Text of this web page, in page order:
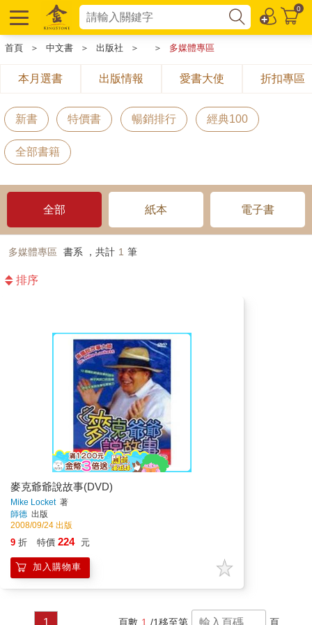
0
首頁 ＞ 中文書 ＞ 出版社 ＞ ＞ 多媒體專區
本月選書 出版情報 愛書大使 折扣專區
新書 特價書 暢銷排行 經典100
全部書籍
全部 紙本 電子書
多媒體專區 書系 ，共計 1 筆
排序
麥克爺爺說故事(DVD)
Mike Locket著
師德 出版
2008/09/24 出版
9 折 特價 224 元
加入購物車
1 頁數 1 /1移至第 頁